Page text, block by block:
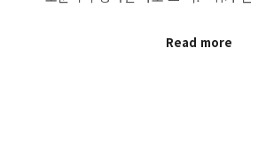
Read more